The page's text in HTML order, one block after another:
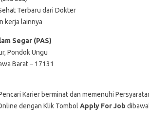
Terbaru dari Dokter
kerja lainnya
Segar (PAS)
Pondok Ungu
Barat – 17131
Karier berminat dan memenuhi
dengan Klik Tombol Apply For Job